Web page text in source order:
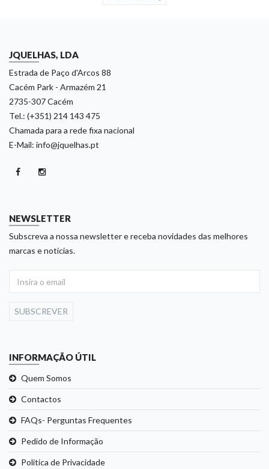
JQUELHAS, LDA
Estrada de Paço d'Arcos 88
Cacém Park - Armazém 21
2735-307 Cacém
Tel.: (+351) 214 143 475
Chamada para a rede fixa nacional
E-Mail: info@jquelhas.pt
NEWSLETTER
Subscreva a nossa newsletter e receba novidades das melhores
marcas e noticias.
SUBSCREVER
INFORMAÇÃO ÚTIL
Quem Somos
Contactos
FAQs- Perguntas Frequentes
Pedido de Informação
Politica de Privacidade